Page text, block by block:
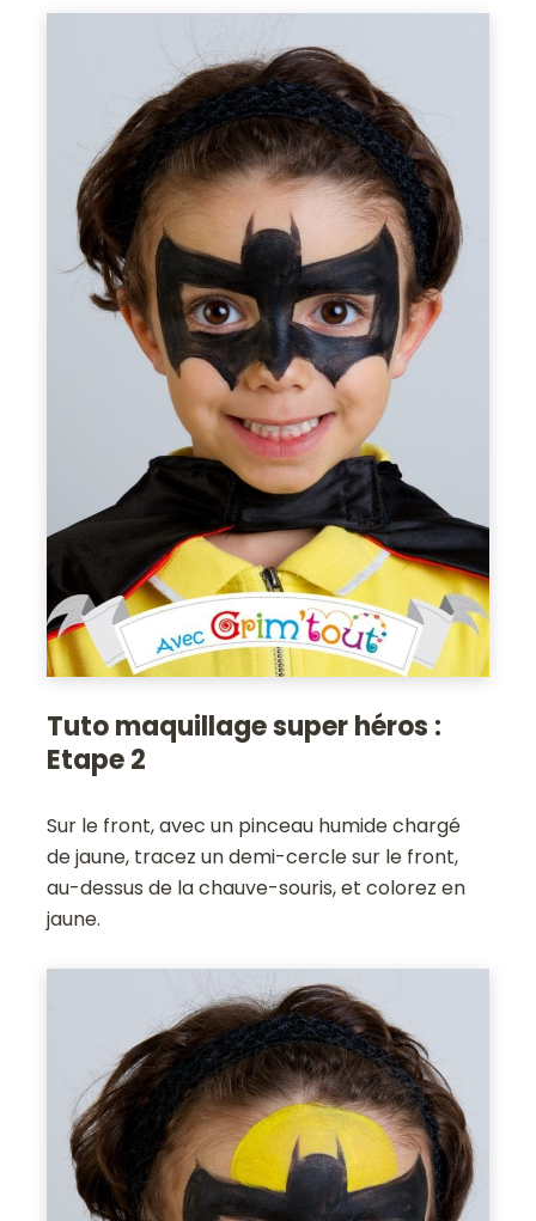
Tuto maquillage super héros :
Etape 2
Sur le front, avec un pinceau humide chargé
de jaune, tracez un demi-cercle sur le front,
au-dessus de la chauve-souris, et colorez en
jaune.